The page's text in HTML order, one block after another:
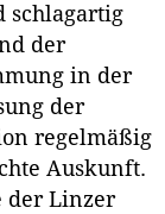
schlagartig
der
in der
der
regelmäßig
Auskunft.
der Linzer